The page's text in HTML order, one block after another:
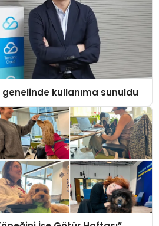
kullanıma sunuldu